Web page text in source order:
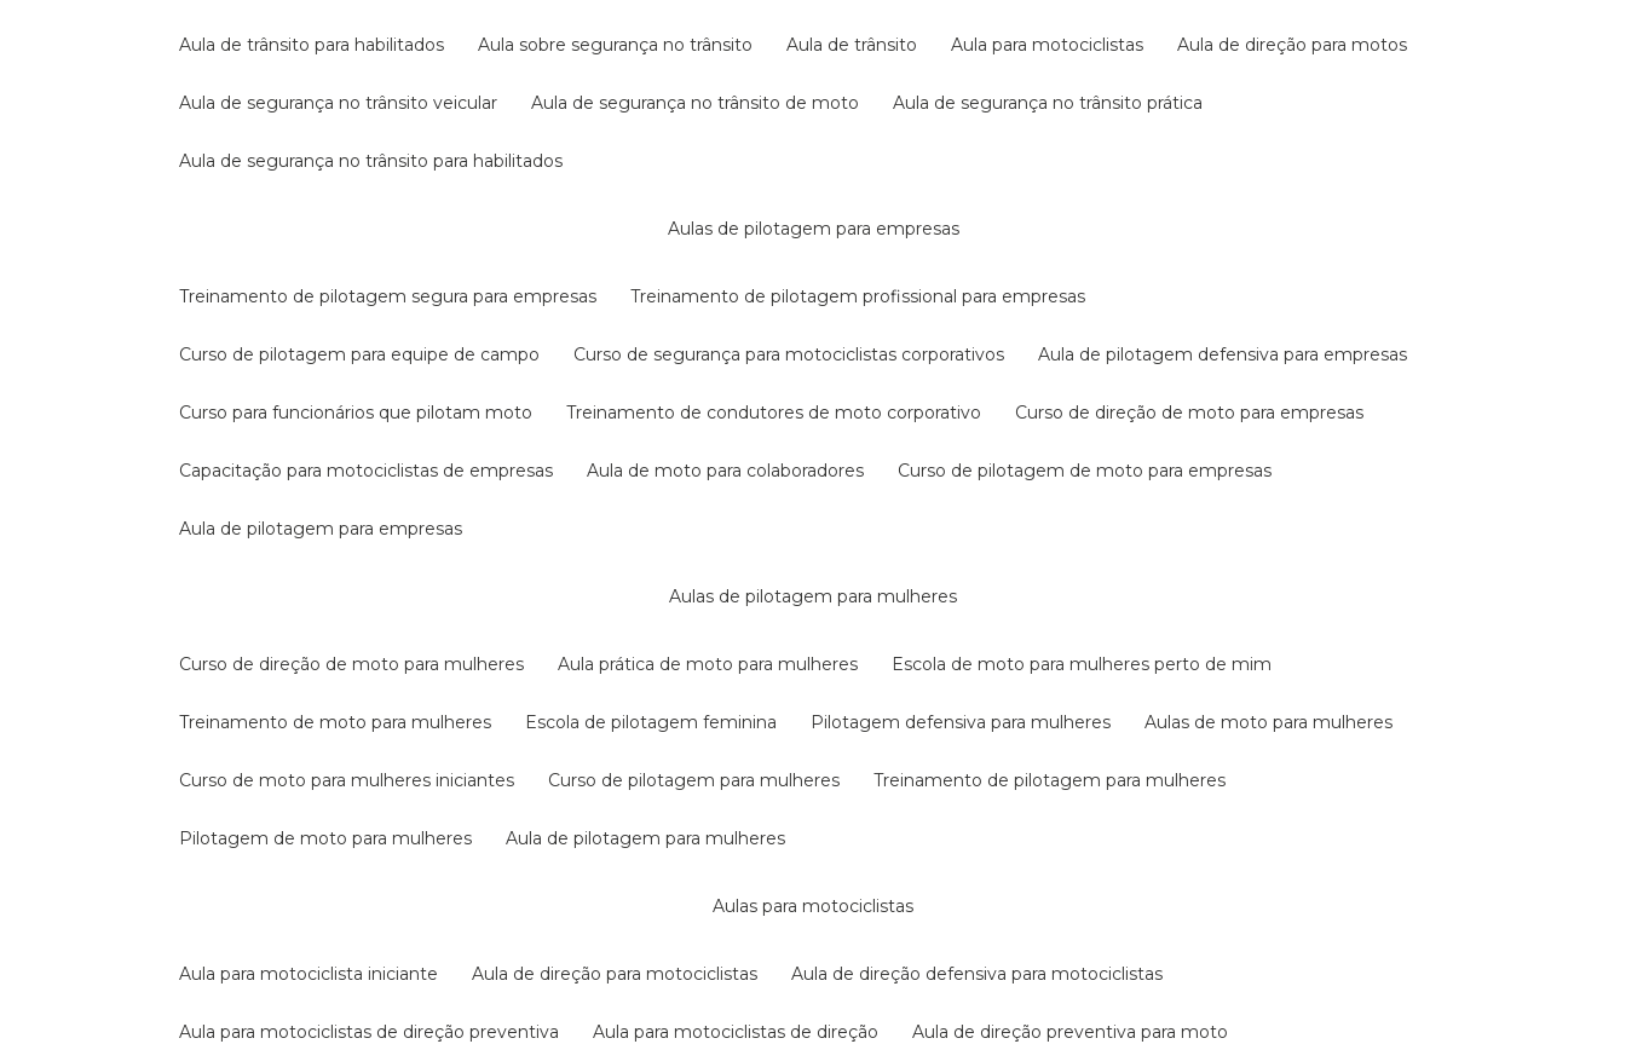
aula de trânsito para habilitados aula sobre segurança no trânsito aula de trânsito aula para motociclistas aula de direção para motos
aula de segurança no trânsito veicular aula de segurança no trânsito de moto aula de segurança no trânsito prática
aula de segurança no trânsito para habilitados
aulas de pilotagem para empresas
treinamento de pilotagem segura para empresas treinamento de pilotagem profissional para empresas
curso de pilotagem para equipe de campo curso de segurança para motociclistas corporativos aula de pilotagem defensiva para empresas
curso para funcionários que pilotam moto treinamento de condutores de moto corporativo curso de direção de moto para empresas
capacitação para motociclistas de empresas aula de moto para colaboradores curso de pilotagem de moto para empresas
aula de pilotagem para empresas
aulas de pilotagem para mulheres
curso de direção de moto para mulheres aula prática de moto para mulheres escola de moto para mulheres perto de mim
treinamento de moto para mulheres escola de pilotagem feminina pilotagem defensiva para mulheres aulas de moto para mulheres
curso de moto para mulheres iniciantes curso de pilotagem para mulheres treinamento de pilotagem para mulheres
pilotagem de moto para mulheres aula de pilotagem para mulheres
aulas para motociclistas
aula para motociclista iniciante aula de direção para motociclistas aula de direção defensiva para motociclistas
aula para motociclistas de direção preventiva aula para motociclistas de direção aula de direção preventiva para moto